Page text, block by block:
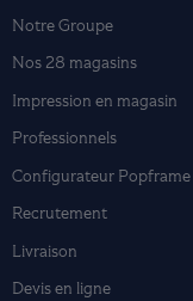
Notre Groupe
Nos 28 magasins
Impression en magasin
Professionnels
Configurateur Popframe
Recrutement
Livraison
Devis en ligne